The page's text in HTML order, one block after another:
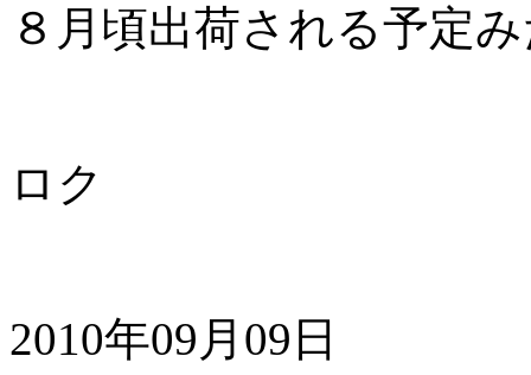
８月頃出荷される予定
ロク
2010年09月09日